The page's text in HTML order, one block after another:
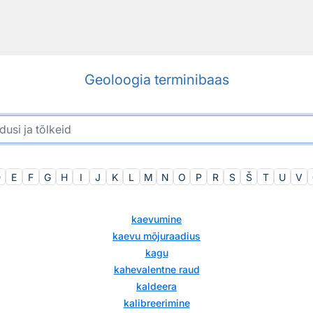
Geoloogia terminibaas
E F G H I J K L M N O P R S Š T U V
kaevumine
kaevu mõjuraadius
kagu
kahevalentne raud
kaldeera
kalibreerimine